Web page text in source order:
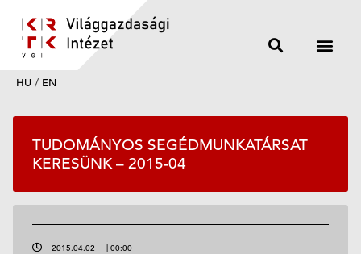
HU / EN
TUDOMÁNYOS SEGÉDMUNKATÁRSAT
KERESÜNK – 2015-04
2015.04.02 | 00:00